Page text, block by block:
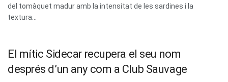
del tomàquet madur amb la intensitat de les sardines i la
textura...
El mític Sidecar recupera el seu nom
després d’un any com a Club Sauvage